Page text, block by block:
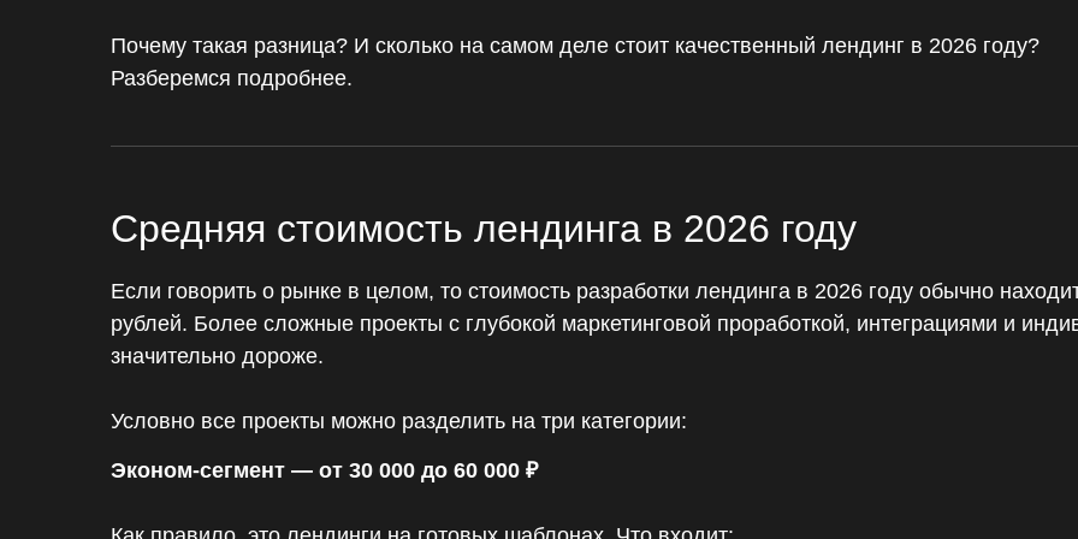
Почему такая разница? И сколько на самом деле стоит качественный лендинг в 2026 году?
Разберемся подробнее.
Средняя стоимость лендинга в 2026 году
Если говорить о рынке в целом, то стоимость разработки лендинга в 2026 году обычно
рублей. Более сложные проекты с глубокой маркетинговой проработкой, интеграциями и
значительно дороже.
Условно все проекты можно разделить на три категории:
Эконом-сегмент — от 30 000 до 60 000 ₽